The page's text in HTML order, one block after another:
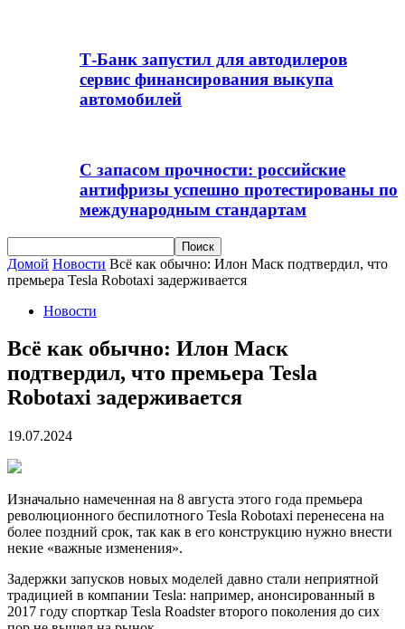
Т-Банк запустил для автодилеров
сервис финансирования выкупа
автомобилей
С запасом прочности: российские
антифризы успешно протестированы по
международным стандартам
Домой Новости Всё как обычно: Илон Маск подтвердил, что
премьера Tesla Robotaxi задерживается
Новости
Всё как обычно: Илон Маск
подтвердил, что премьера Tesla
Robotaxi задерживается
19.07.2024
Изначально намеченная на 8 августа этого года премьера
революционного беспилотного Tesla Robotaxi перенесена на
более поздний срок, так как в его конструкцию нужно внести
некие «важные изменения».
Задержки запусков новых моделей давно стали неприятной
традицией в компании Tesla: например, анонсированный в
2017 году спорткар Tesla Roadster второго поколения до сих